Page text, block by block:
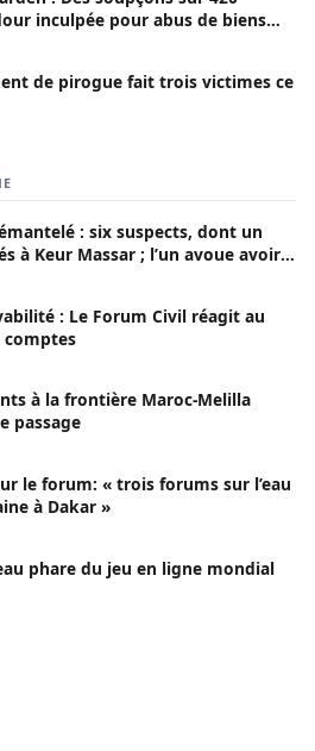
inculpée pour abus de biens
de pirogue fait trois victimes ce
: six suspects, dont un
à Keur Massar ; l’un avoue avoir
: Le Forum Civil réagit au
comptes
à la frontière Maroc-Melilla
passage
le forum: « trois forums sur l’eau
à Dakar »
phare du jeu en ligne mondial